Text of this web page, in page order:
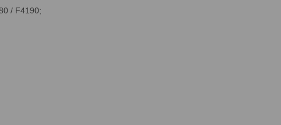
/ F4190;